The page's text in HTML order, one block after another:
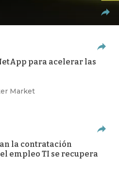
para acelerar las
Market
la contratación
empleo TI se recupera